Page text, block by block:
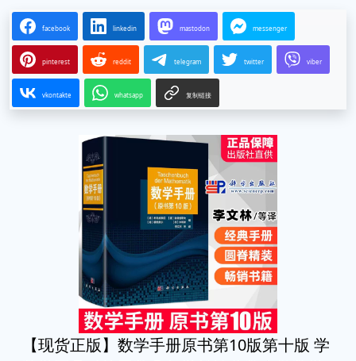
下载链接4
下载链接在页面底部
facebook linkedin mastodon messenger
telegram twitter
复制链接